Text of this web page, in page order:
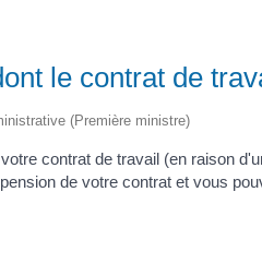
le contrat de
(Première ministre)
contrat de travail (en raison
de votre contrat et vous